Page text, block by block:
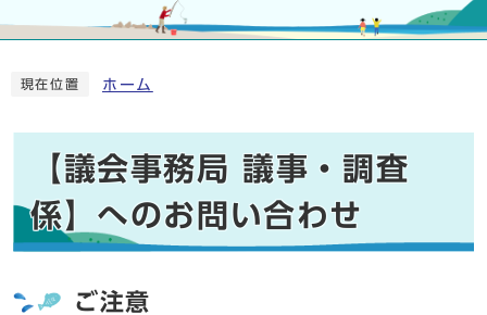
現在位置 ホーム
【議会事務局 議事・調査
係】へのお問い合わせ
ご注意